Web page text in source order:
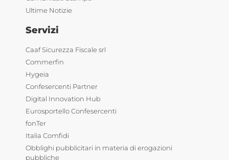
Ultime Notizie
Servizi
Caaf Sicurezza Fiscale srl
Commerfin
Hygeia
Confesercenti Partner
Digital Innovation Hub
Eurosportello Confesercenti
fonTer
Italia Comfidi
Obblighi pubblicitari in materia di erogazioni
pubbliche